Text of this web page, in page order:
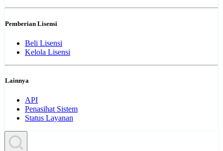
Pemberian Lisensi
Beli Lisensi
Kelola Lisensi
Lainnya
API
Penasihat Sistem
Status Layanan